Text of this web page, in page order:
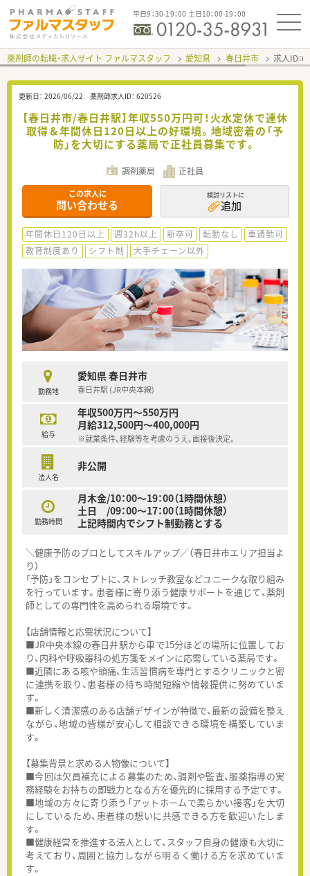
平日9：30-19：00 土日10：00-19：00
薬剤師の転職・求人サイト ファルマスタッフ 愛知県 春日井市 求人ID：
更新日： 2026/06/22 薬剤師求人ID： 620526
【春日井市/春日井駅】年収550万円可！火水定休で連休
取得＆年間休日120日以上の好環境。地域密着の「予
防」を大切にする薬局で正社員募集です。
調剤薬局 正社員
この求人に
問い合わせる
検討リストに
追加
年間休日120日以上 週32h以上 新卒可 転勤なし
車通勤可
教育制度あり
シフト制 大手チェーン以外
勤務地
愛知県 春日井市
春日井駅 (JR中央本線)
給与
年収500万円～550万円
月給312,500円～400,000円
※就業条件、経験等を考慮のうえ、面接後決定。
法人名
非公開
勤務時間
月木金/10：00～19：00（1時間休憩）
土日 /09：00～17：00（1時間休憩）
上記時間内でシフト制勤務とする
＼健康予防のプロとしてスキルアップ／（春日井市エリア担当よ
り）
「予防」をコンセプトに、ストレッチ教室などユニークな取り組み
を行っています。患者様に寄り添う健康サポートを通じて、薬剤
師としての専門性を高められる環境です。
【店舗情報と応需状況について】
■JR中央本線の春日井駅から車で15分ほどの場所に位置してお
り、内科や呼吸器科の処方箋をメインに応需している薬局です。
■近隣にある咳や頭痛、生活習慣病を専門とするクリニックと密
に連携を取り、患者様の待ち時間短縮や情報提供に努めていま
す。
■新しく清潔感のある店舗デザインが特徴で、最新の設備を整え
ながら、地域の皆様が安心して相談できる環境を構築していま
す。
【募集背景と求める人物像について】
■今回は欠員補充による募集のため、調剤や監査、服薬指導の実
務経験をお持ちの即戦力となる方を優先的に採用する予定です。
■地域の方々に寄り添う「アットホームで柔らかい接客」を大切
にしているため、患者様の想いに共感できる方を歓迎いたしま
す。
■健康経営を推進する法人として、スタッフ自身の健康も大切に
考えており、周囲と協力しながら明るく働ける方を求めていま
す。